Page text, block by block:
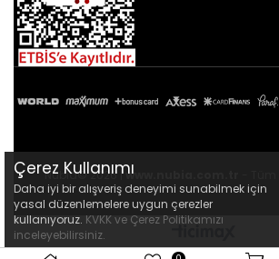
Nubia© 2026 | www.nubia.com.tr - Tüm
Çerez Kullanımı
Daha iyi bir alışveriş deneyimi sunabilmek için
yasal düzenlemelere uygun çerezler
kullanıyoruz. KVKK ve Çerez Politikamızı
inceleyebilirsiniz.